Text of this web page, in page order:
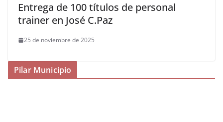
Entrega de 100 títulos de personal
trainer en José C.Paz
25 de noviembre de 2025
Pilar Municipio